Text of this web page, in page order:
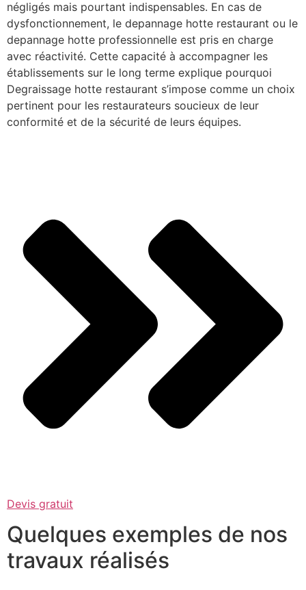
négligés mais pourtant indispensables. En cas de
dysfonctionnement, le depannage hotte restaurant ou le
depannage hotte professionnelle est pris en charge
avec réactivité. Cette capacité à accompagner les
établissements sur le long terme explique pourquoi
Degraissage hotte restaurant s’impose comme un choix
pertinent pour les restaurateurs soucieux de leur
conformité et de la sécurité de leurs équipes.
Devis gratuit
Quelques exemples de nos
travaux réalisés